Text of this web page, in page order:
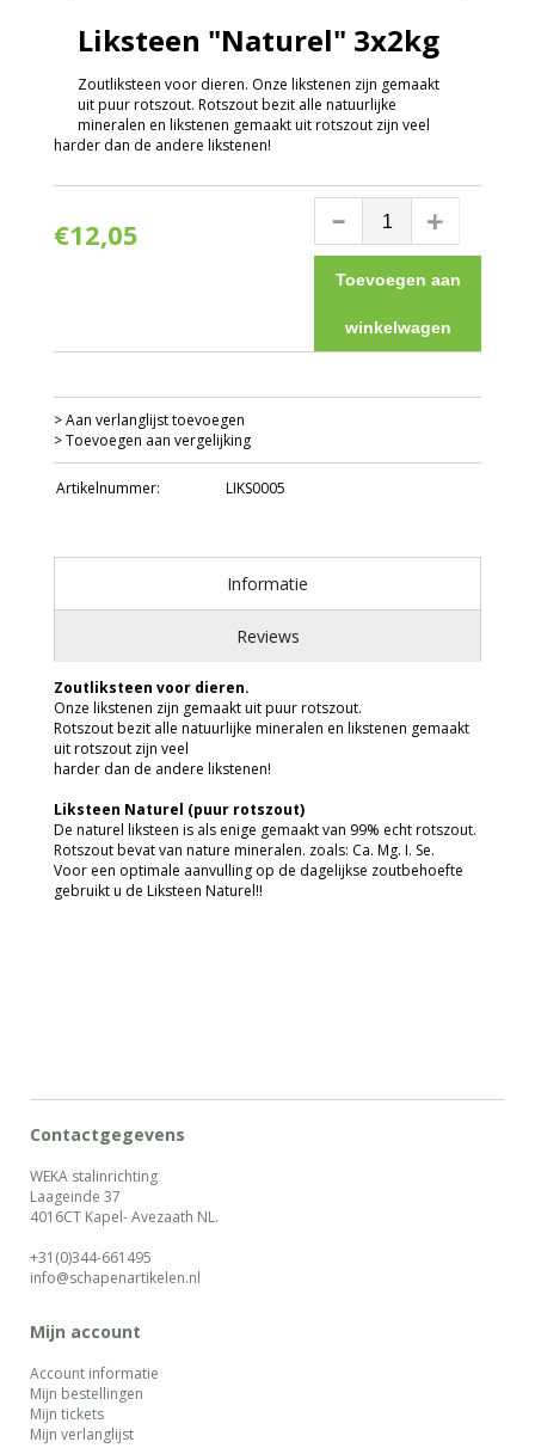
Liksteen "Naturel" 3x2kg
Zoutliksteen voor dieren. Onze likstenen zijn gemaakt
uit puur rotszout. Rotszout bezit alle natuurlijke
mineralen en likstenen gemaakt uit rotszout zijn veel
harder dan de andere likstenen!
€12,05
Toevoegen aan
winkelwagen
> Aan verlanglijst toevoegen
> Toevoegen aan vergelijking
Artikelnummer: LIKS0005
Informatie
Reviews
Zoutliksteen voor dieren.
Onze likstenen zijn gemaakt uit puur rotszout.
Rotszout bezit alle natuurlijke mineralen en likstenen gemaakt
uit rotszout zijn veel
harder dan de andere likstenen!
Liksteen Naturel (puur rotszout)
De naturel liksteen is als enige gemaakt van 99% echt rotszout.
Rotszout bevat van nature mineralen. zoals: Ca. Mg. I. Se.
Voor een optimale aanvulling op de dagelijkse zoutbehoefte
gebruikt u de Liksteen Naturel!!
Contactgegevens
WEKA stalinrichting
Laageinde 37
4016CT Kapel- Avezaath NL.
+31(0)344-661495
info@schapenartikelen.nl
Mijn account
Account informatie
Mijn bestellingen
Mijn tickets
Mijn verlanglijst